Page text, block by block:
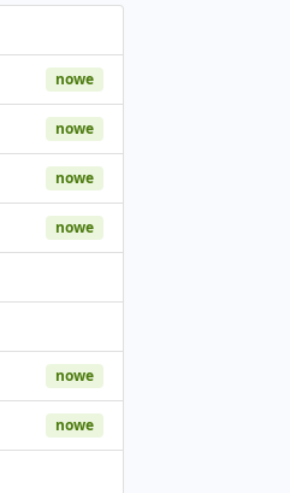
nowe
nowe
nowe
nowe
nowe
nowe